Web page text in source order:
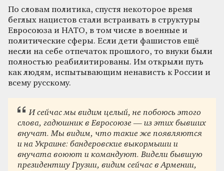
По словам политика, спустя некоторое время
беглых нацистов стали встраивать в структуры
Евросоюза и НАТО, в том числе в военные и
политические сферы. Если дети фашистов ещё
несли на себе отпечаток прошлого, то внуки были
полностью реабилитированы. Им открыли путь
как людям, испытывающим ненависть к России и
всему русскому.
И сейчас мы видим целый, не побоюсь этого
слова, гадюшник в Евросоюзе — из этих бывших
внучат. Мы видим, что такие же появляются
и на Украине: бандеровские выкормыши и
внучата воюют и командуют. Видели бывшую
президентшу Грузии, видим сейчас в Армении,